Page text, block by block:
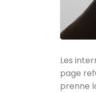
Les
page
prenne